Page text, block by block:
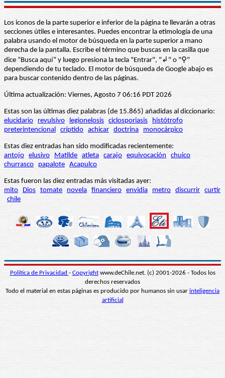
Los iconos de la parte superior e inferior de la página te llevarán a otras
secciones útiles e interesantes. Puedes encontrar la etimología de una
palabra usando el motor de búsqueda en la parte superior a mano
derecha de la pantalla. Escribe el término que buscas en la casilla que
dice “Busca aquí” y luego presiona la tecla "Entrar", "↲" o "⚲"
dependiendo de tu teclado. El motor de búsqueda de Google abajo es
para buscar contenido dentro de las páginas.
Última actualización: Viernes, Agosto 7 06:16 PDT 2026
Estas son las últimas diez palabras (de 15.865) añadidas al diccionario:
elucidario
revulsivo legionelosis ciclosporiasis
histótrofo
preterintencional críptido achicar doctrina monocárpico
Estas diez entradas han sido modificadas recientemente:
antojo elusivo Matilde atleta carajo equivocación
chuico
churrasco
papalote Acapulco
Estas fueron las diez entradas más visitadas ayer:
mito
Dios tomate novela financiero envidia metro discurrir curtir
chile
Política de Privacidad - Copyrightwww.deChile.net. (c) 2001-2026 - Todos los
derechos reservados
Todo el material en estas páginas es producido por humanos sin usar inteligencia
artificial